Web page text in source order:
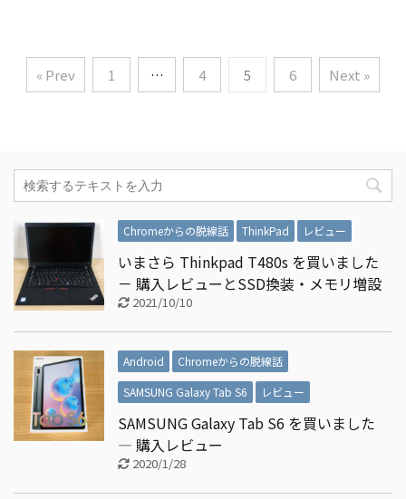
« Prev 1 … 4 5 6 Next »
Chromeからの脱線話 ThinkPad レビュー
いまさら Thinkpad T480s を買いました
－ 購入レビューとSSD換装・メモリ増設
2021/10/10
Android
Chromeからの脱線話
SAMSUNG Galaxy Tab S6
レビュー
SAMSUNG Galaxy Tab S6 を買いました
― 購入レビュー
2020/1/28